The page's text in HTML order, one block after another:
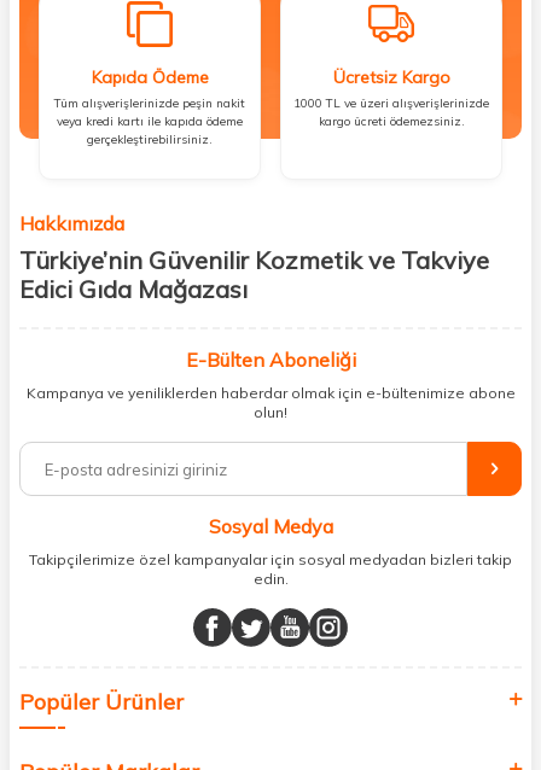
Kapıda Ödeme
Tüm alışverişlerinizde peşin nakit
veya kredi kartı ile kapıda ödeme
gerçekleştirebilirsiniz.
Ücretsiz Kargo
1000 TL ve üzeri alışverişlerinizde
kargo ücreti ödemezsiniz.
Hakkımızda
Türkiye’nin Güvenilir Kozmetik ve Takviye
Edici Gıda Mağazası
kişisel bakım hem de takviye edici gıda ürünlerini sizlerle
buluşturuyoruz. Artık mağaza mağaza dolaşmanıza gerek yok;
ihtiyacınız olan her şeyi tek bir çatı altında topluyor ve kapınıza kadar
%100 orijinal kozmetik ve sağlık ürünleriyle güzelliğinizi tamamlayabilir,
vücudunuzu desteklemek için güvenilir takviye edici gıdalara
minerallere kadar binlerce ürünü uygun fiyat ve hızlı kargo avantajıyla
sunuyoruz.
buluşturuyor ve online alışveriş deneyiminizi en iyi hale getiriyoruz.
Sağlık, güzellik ve iyi yaşam için aradığınız her şey burada!
değer katmak için bize katılın!
E-Bülten Aboneliği
Kampanya ve yeniliklerden haberdar olmak için e-bültenimize abone
olun!
Sosyal Medya
Takipçilerimize özel kampanyalar için sosyal medyadan bizleri takip
edin.
Popüler Ürünler